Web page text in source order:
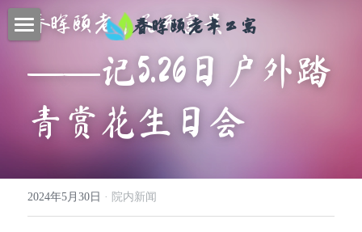
春晖颐老年公寓
联系我们
关于我们
春晖颐老，花开富贵
——记5.26日户外踏
青赏花生日会
2024年5月30日 · 院内新闻